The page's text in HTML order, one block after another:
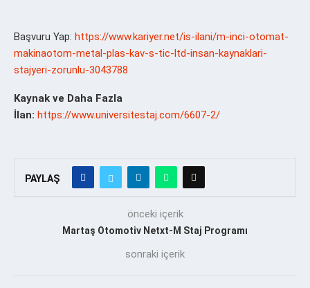
Başvuru Yap: https://www.kariyer.net/is-ilani/m-inci-otomat-
makinaotom-metal-plas-kav-s-tic-ltd-insan-kaynaklari-
stajyeri-zorunlu-3043788
Kaynak ve Daha Fazla
İlan: https://www.universitestaj.com/6607-2/
PAYLAŞ
önceki içerik
Martaş Otomotiv Netxt-M Staj Programı
sonraki içerik